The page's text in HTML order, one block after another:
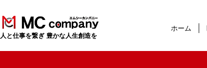
​人と仕事を繋ぎ 豊かな人生創造を
ホーム